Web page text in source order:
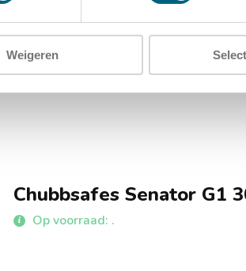
Weigeren
Chubbsafes Senator G1
Op voorraad: .